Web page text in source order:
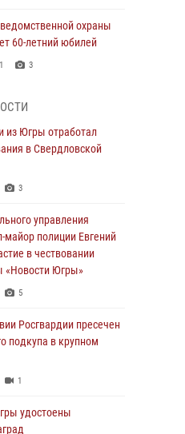
охраны
60-летний юбилей
3
генерала армии
4
оказал содействие
более 100
за прошедшую
Аверин выступил на
из Югры отработал
в Свердловской
3
управления
майор полиции Евгений
в чествовании
«Новости Югры»
5
Росгвардии пресечен
подкупа в крупном
1
удостоены